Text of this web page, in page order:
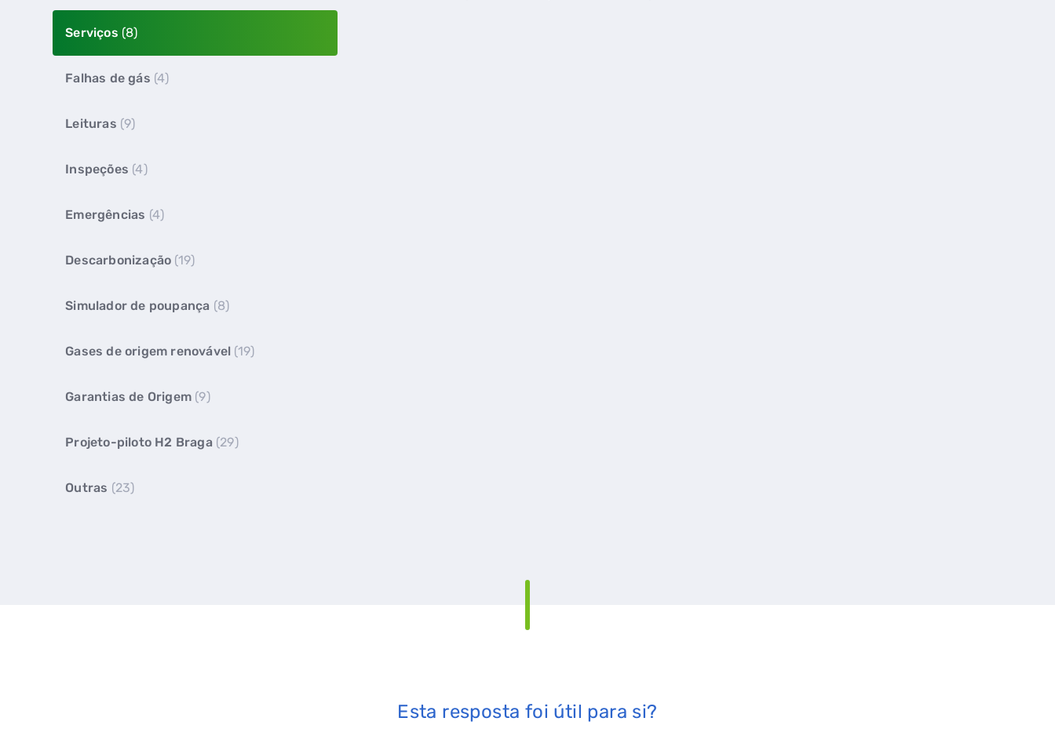
Serviços (8)
Falhas de gás (4)
Leituras (9)
Inspeções (4)
Emergências (4)
Descarbonização (19)
Simulador de poupança (8)
Gases de origem renovável (19)
Garantias de Origem (9)
Projeto-piloto H2 Braga (29)
Outras (23)
Esta resposta foi útil para si?